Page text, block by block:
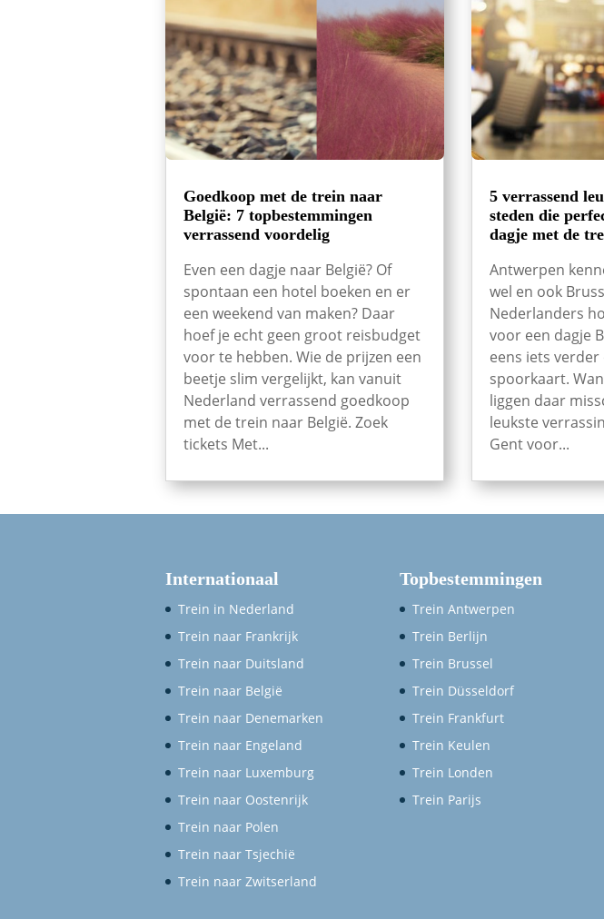
Goedkoop met de trein naar
België: 7 topbestemmingen
verrassend voordelig
Even een dagje naar België? Of
spontaan een hotel boeken en er
een weekend van maken? Daar
hoef je echt geen groot reisbudget
voor te hebben. Wie de prijzen een
beetje slim vergelijkt, kan vanuit
Nederland verrassend goedkoop
met de trein naar België. Zoek
tickets Met...
5 verrassend
steden die
dagje met de
Antwerpen
wel en ook
Nederlanders
voor een dagje
eens iets verder
spoorkaart.
liggen daar
leukste
Gent voor...
Internationaal
Trein in Nederland
Trein naar Frankrijk
Trein naar Duitsland
Trein naar België
Trein naar Denemarken
Trein naar Engeland
Trein naar Luxemburg
Trein naar Oostenrijk
Trein naar Polen
Trein naar Tsjechië
Trein naar Zwitserland
Topbestemmingen
Trein Antwerpen
Trein Berlijn
Trein Brussel
Trein Düsseldorf
Trein Frankfurt
Trein Keulen
Trein Londen
Trein Parijs